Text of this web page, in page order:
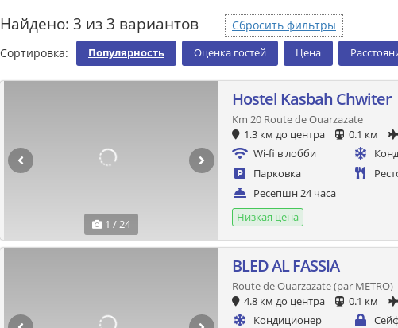
Найдено: 3 из 3 вариантов
Сбросить фильтры
Сортировка:
Популярность Оценка гостей Цена
1 / 24
Hostel Kasbah Chwiter
Km 20 Route de Ouarzazate
1.3 км до центра
0.1 км
Wi-fi в лобби
Парковка
Ресепшн 24 часа
Низкая цена
BLED AL FASSIA
Route de Ouarzazate (par METRO)
4.8 км до центра
0.1 км
Кондиционер